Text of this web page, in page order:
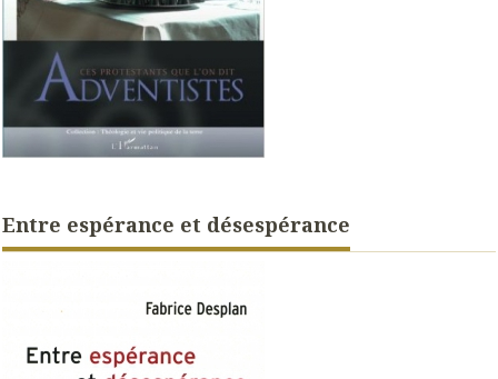
Entre espérance et désespérance